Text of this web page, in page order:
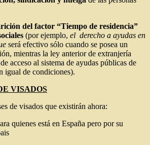
del factor “Tiempo de residencia”
(por ejemplo, el derecho a ayudas en
será efectivo sólo cuando se posea un
mientras la ley anterior de extranjería
acceso al sistema de ayudas públicas de
igual de condiciones).
VISADOS
de visados que existirán ahora:
quienes está en España pero por su